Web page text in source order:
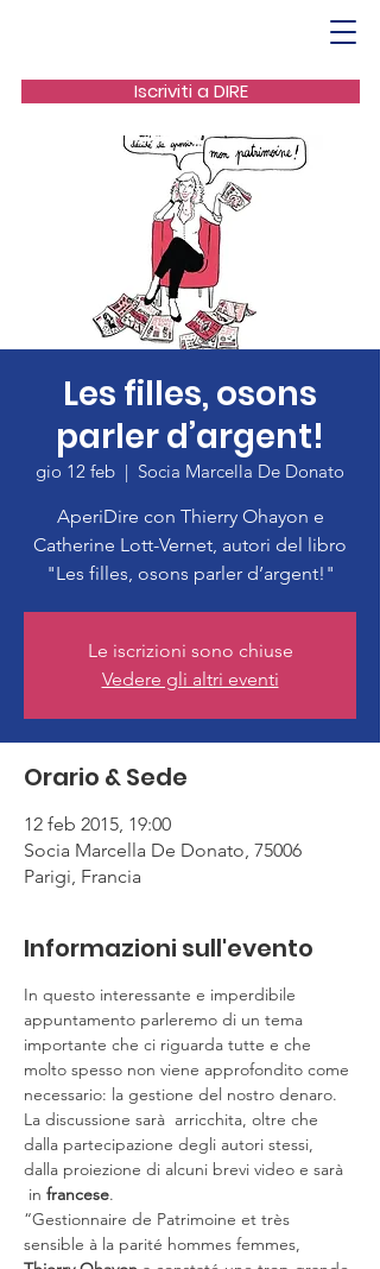
Iscriviti a DIRE
Les filles, osons
parler d’argent!
gio 12 feb
  |
Socia Marcella De Donato
AperiDire con Thierry Ohayon e
Catherine Lott-Vernet, autori del libro
"Les filles, osons parler d’argent!"
Le iscrizioni sono chiuse
Vedere gli altri eventi
Orario & Sede
12 feb 2015, 19:00
Socia Marcella De Donato, 75006
Parigi, Francia
Informazioni sull'evento
In questo interessante e imperdibile
appuntamento parleremo di un tema
importante che ci riguarda tutte e che
molto spesso non viene approfondito come
necessario: la gestione del nostro denaro.
La discussione sarà  arricchita, oltre che
dalla partecipazione degli autori stessi,
dalla proiezione di alcuni brevi video e sarà
in francese.
“Gestionnaire de Patrimoine et très
sensible à la parité hommes femmes,